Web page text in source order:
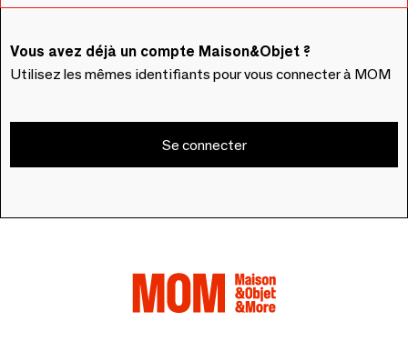
Vous avez déjà un compte Maison&Objet ?
Utilisez les mêmes identifiants pour vous connecter à MOM
Se connecter